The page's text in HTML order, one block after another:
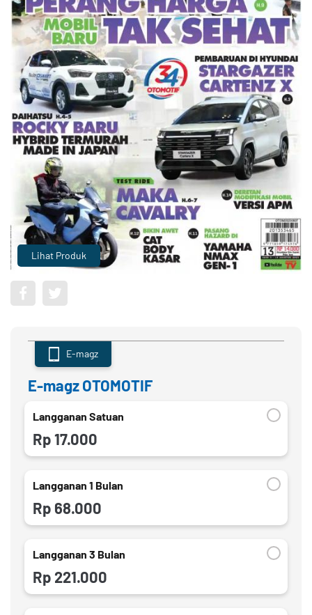
Lihat Produk
E-magz OTOMOTIF
E-magz
Langganan Satuan
Rp 17.000
Langganan 1 Bulan
Rp 68.000
Langganan 3 Bulan
Rp 221.000